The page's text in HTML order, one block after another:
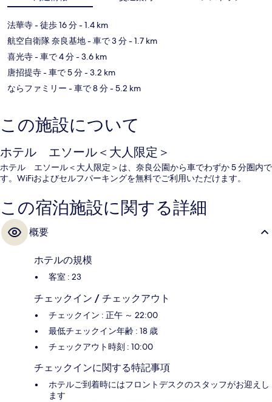
法華寺- 徒歩 16 分- 1.4 km
航空自衛隊 奈良基地- 車で 3 分- 1.7 km
喜光寺- 車で 4 分- 3.6 km
唐招提寺- 車で 5 分- 3.2 km
ならファミリー - 車で 8 分- 5.2 km
この施設について
ホテル エソール＜大人限定＞
ホテル エソール＜大人限定＞は、奈良公園から車でわずか 5 分圏内で
す。WiFiおよびセルフパーキングを無料でご利用いただけます。
この宿泊施設に関する詳細
概要
ホテルの規模
客室 : 23
チェックイン / チェックアウト
チェックイン : 正午 ～ 22:00
最低チェックイン年齢 : 18 歳
チェックアウト時刻 : 10:00
チェックインに関する特記事項
ホテルご到着時にはフロントデスクのスタッフがお迎えし
ます